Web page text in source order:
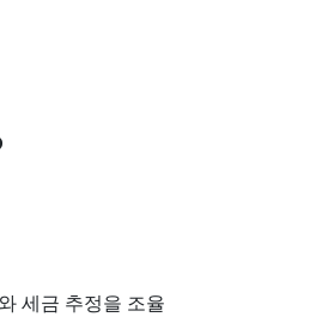
세금 추정을 조율